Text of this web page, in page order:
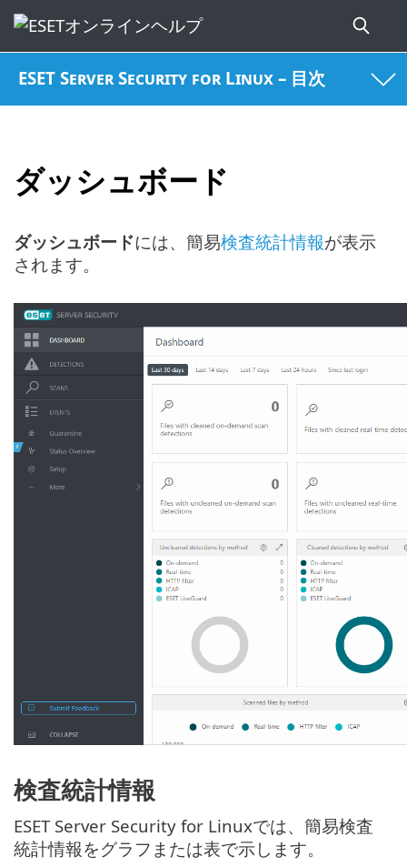
ESET Server Security for Linux – 目次
ダッシュボード
ダッシュボードには、簡易検査統計情報が表示
されます。
検査統計情報
ESET Server Security for Linuxでは、簡易検査
統計情報をグラフまたは表で示します。